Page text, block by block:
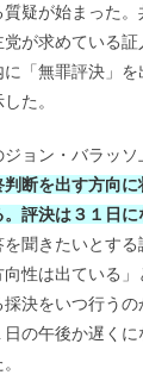
質疑が始まった
党が求めている
に「無罪評決」
た。
ョン・バラッソ
判断を出す方向
評決は３１日に
を聞きたいとす
向性は出ている
採決をいつ行う
日の午後か遅く